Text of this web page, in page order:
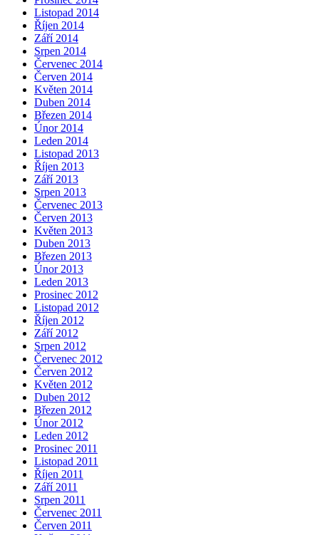
Listopad 2014
Říjen 2014
Září 2014
Srpen 2014
Červenec 2014
Červen 2014
Květen 2014
Duben 2014
Březen 2014
Únor 2014
Leden 2014
Listopad 2013
Říjen 2013
Září 2013
Srpen 2013
Červenec 2013
Červen 2013
Květen 2013
Duben 2013
Březen 2013
Únor 2013
Leden 2013
Prosinec 2012
Listopad 2012
Říjen 2012
Září 2012
Srpen 2012
Červenec 2012
Červen 2012
Květen 2012
Duben 2012
Březen 2012
Únor 2012
Leden 2012
Prosinec 2011
Listopad 2011
Říjen 2011
Září 2011
Srpen 2011
Červenec 2011
Červen 2011